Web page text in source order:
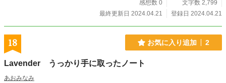
感想数 0
文字数 2,799
最終更新日 2024.04.21
登録日 2024.04.21
18 お気に入り追加 2
Lavender うっかり手に取ったノート
あおみなみ